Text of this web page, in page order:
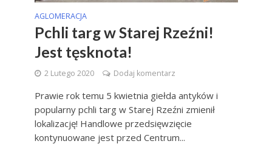
AGLOMERACJA
Pchli targ w Starej Rzeźni!
Jest tęsknota!
2 Lutego 2020 Dodaj komentarz
Prawie rok temu 5 kwietnia giełda antyków i
popularny pchli targ w Starej Rzeźni zmienił
lokalizację! Handlowe przedsięwzięcie
kontynuowane jest przed Centrum...